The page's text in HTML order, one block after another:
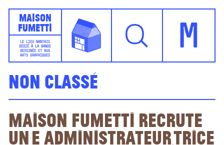
Maison
Fumetti
LE LIEU NANTAIS
DÉDIÉ À LA BANDE
DESSINÉE ET AUX
ARTS GRAPHIQUES
M
Non classé
Maison Fumetti recrute
un·e Administrateur.trice